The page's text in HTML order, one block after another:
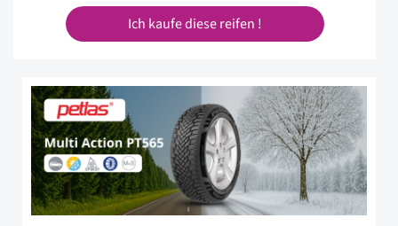
Ich kaufe diese reifen !